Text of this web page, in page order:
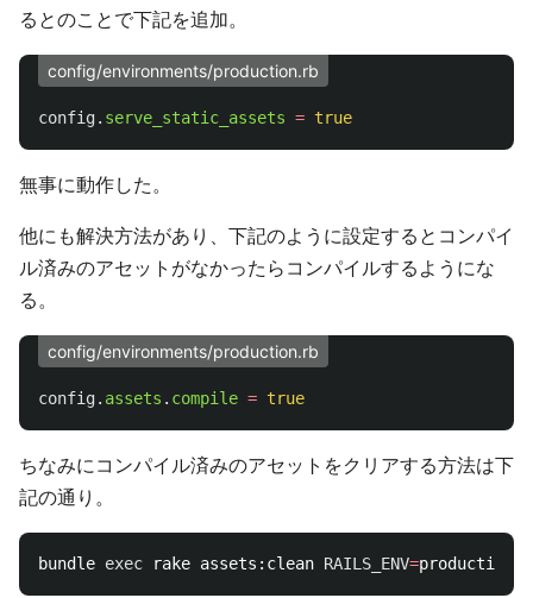
るとのことで下記を追加。
config/environments/production.rb
config. serve_static_assets = true
無事に動作した。
他にも解決方法があり、下記のように設定するとコンパイ
ル済みのアセットがなかったらコンパイルするようにな
る。
config/environments/production.rb
config. assets . compile = true
ちなみにコンパイル済みのアセットをクリアする方法は下
記の通り。
bundle exec rake assets:clean RAILS_ENV=